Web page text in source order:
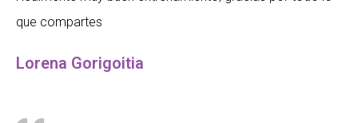
que compartes
Lorena Gorigoitia